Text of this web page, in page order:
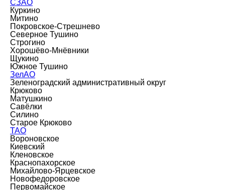
СЗАО
Куркино
Митино
Покровское-Стрешнево
Северное Тушино
Строгино
Хорошёво-Мнёвники
Щукино
Южное Тушино
ЗелАО
Зеленоградский административный округ
Крюково
Матушкино
Савёлки
Силино
Старое Крюково
ТАО
Вороновское
Киевский
Кленовское
Краснопахорское
Михайлово-Ярцевское
Новофедоровское
Первомайское